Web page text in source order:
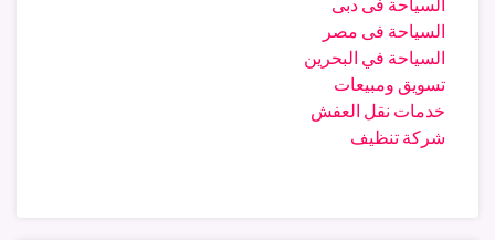
السياحة فى مصر
السياحة في البحرين
تسويق ومبيعات
خدمات نقل العفش
شركة تنظيف